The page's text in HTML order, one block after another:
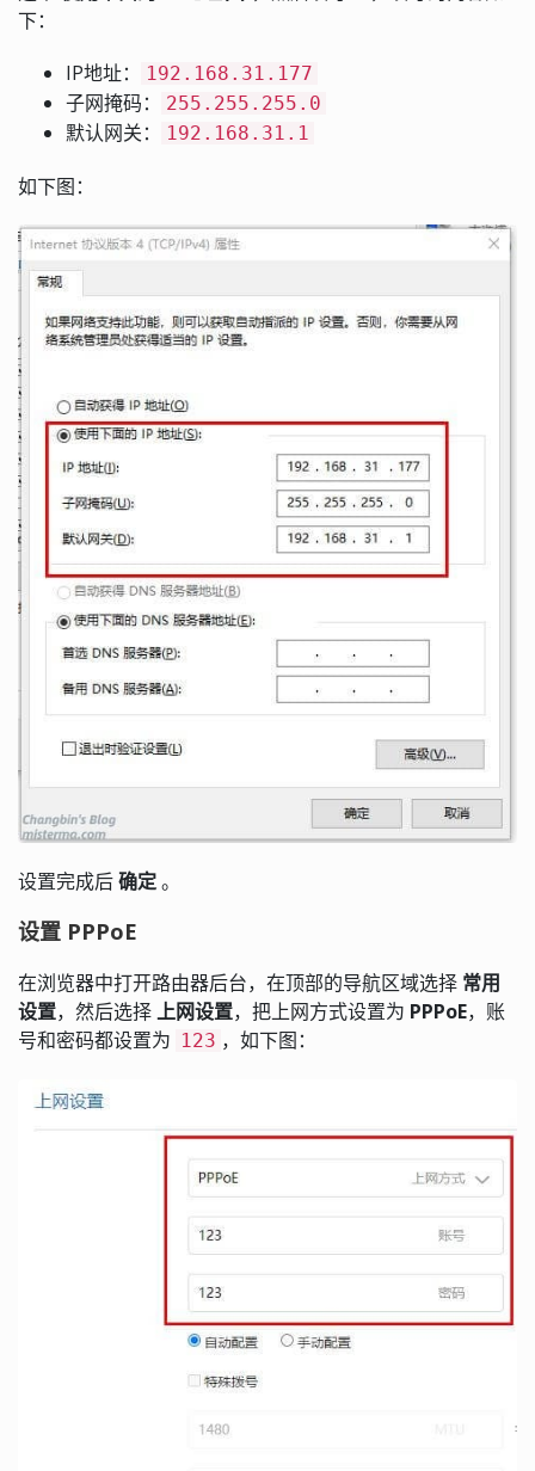
下：
IP地址：
192.168.31.177
子网掩码： 255.255.255.0
默认网关： 192.168.31.1
如下图：
设置完成后确定。
设置 PPPoE
在浏览器中打开路由器后台，在顶部的导航区域选择 常用
设置，然后选择上网设置，把上网方式设置为 PPPoE，账
号和密码都设置为 123 ，如下图：